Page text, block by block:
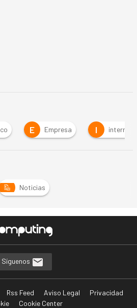
E Empresa I internet
Noticias
Síguenos
Rss Feed Aviso Legal
Privacidad
Cookie Center